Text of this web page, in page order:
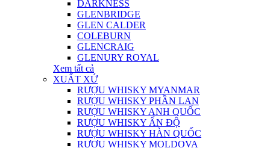
DARKNESS
GLENBRIDGE
GLEN CALDER
COLEBURN
GLENCRAIG
GLENURY ROYAL
Xem tất cả
XUẤT XỨ
RƯỢU WHISKY MYANMAR
RƯỢU WHISKY PHẦN LAN
RƯỢU WHISKY ANH QUỐC
RƯỢU WHISKY ẤN ĐỘ
RƯỢU WHISKY HÀN QUỐC
RƯỢU WHISKY MOLDOVA